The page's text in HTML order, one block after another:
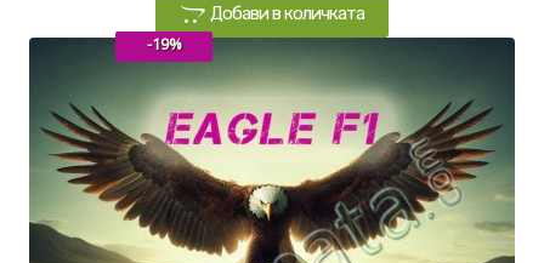
Добави в количката
-19%